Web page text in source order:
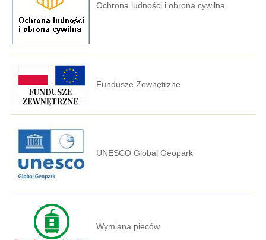
Ochrona ludności i obrona cywilna
Fundusze Zewnętrzne
UNESCO Global Geopark
Wymiana pieców